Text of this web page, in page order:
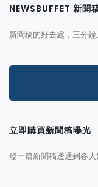
NEWSBUFFET 新聞
新聞稿的好去處，三分
立即購買新聞稿曝光
發一篇新聞稿透通到各